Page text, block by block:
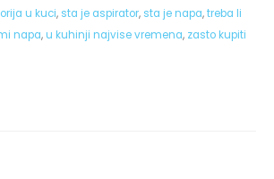
u kuci, sta je aspirator, sta je napa,treba li
napa,u kuhinji najvise vremena, zasto kupiti